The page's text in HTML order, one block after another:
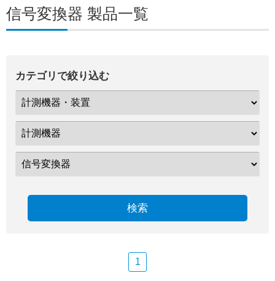
信号変換器 製品一覧
カテゴリで絞り込む
検索
1